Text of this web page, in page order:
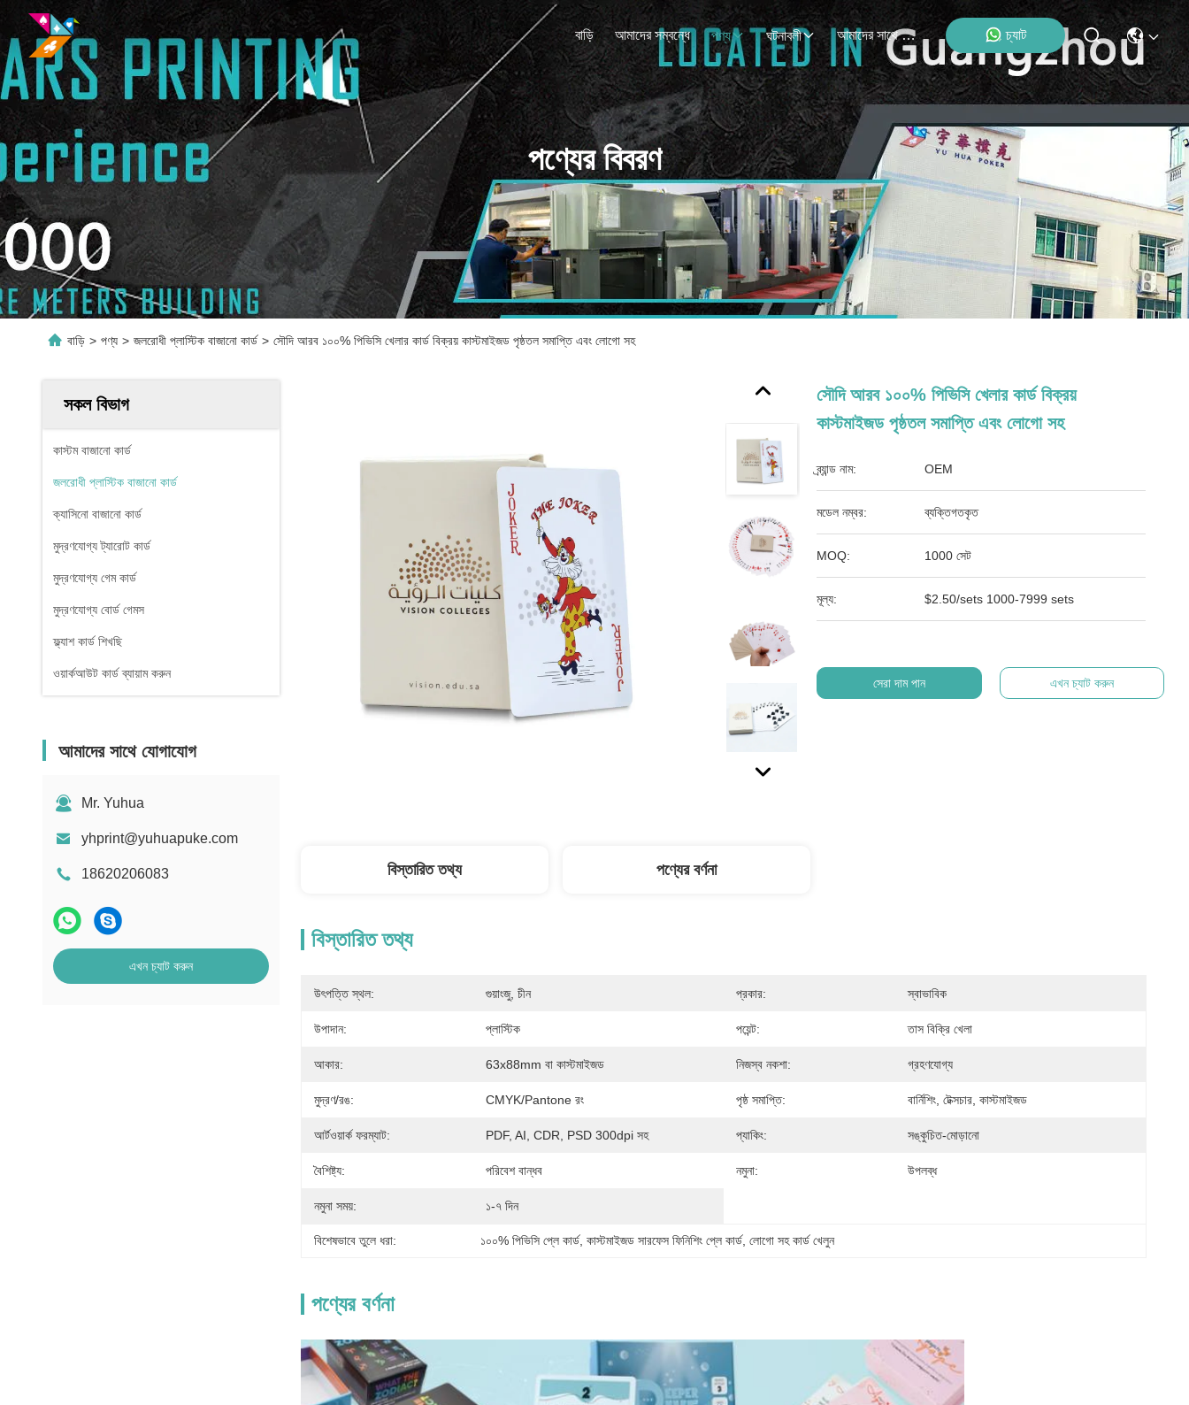
বাড়ি আমাদের সম্বন্ধে পণ্য ঘটনাবলী আমাদের সাথে যোগাযোগ চ্যাট
পণ্যের বিবরণ
বাড়ি > পণ্য > জলরোধী প্লাস্টিক বাজানো কার্ড > সৌদি আরব ১০০% পিভিসি খেলার কার্ড বিক্রয় কাস্টমাইজড পৃষ্ঠতল সমাপ্তি এবং লোগো সহ
সকল বিভাগ
কাস্টম বাজানো কার্ড
জলরোধী প্লাস্টিক বাজানো কার্ড
ক্যাসিনো বাজানো কার্ড
মুদ্রণযোগ্য ট্যারোট কার্ড
মুদ্রণযোগ্য গেম কার্ড
মুদ্রণযোগ্য বোর্ড গেমস
ফ্ল্যাশ কার্ড শিখছি
ওয়ার্কআউট কার্ড ব্যায়াম করুন
আমাদের সাথে যোগাযোগ
Mr. Yuhua
yhprint@yuhuapuke.com
18620206083
এখন চ্যাট করুন
সৌদি আরব ১০০% পিভিসি খেলার কার্ড বিক্রয়
কাস্টমাইজড পৃষ্ঠতল সমাপ্তি এবং লোগো সহ
ব্র্যান্ড নাম: OEM
মডেল নম্বর: ব্যক্তিগতকৃত
MOQ: 1000 সেট
মূল্য: $2.50/sets 1000-7999 sets
সেরা দাম পান এখন চ্যাট করুন
বিস্তারিত তথ্য পণ্যের বর্ণনা
বিস্তারিত তথ্য
উৎপত্তি স্থল: গুয়াংজু, চীন প্রকার: স্বাভাবিক
উপাদান: প্লাস্টিক পয়েন্ট: তাস বিক্রি খেলা
আকার: 63x88mm বা কাস্টমাইজড নিজস্ব নকশা: গ্রহণযোগ্য
মুদ্রণ/রঙ: CMYK/Pantone রং পৃষ্ঠ সমাপ্তি: বার্নিশিং, টেক্সচার, কাস্টমাইজড
আর্টওয়ার্ক ফরম্যাট: PDF, AI, CDR, PSD 300dpi সহ প্যাকিং: সঙ্কুচিত-মোড়ানো
বৈশিষ্ট্য: পরিবেশ বান্ধব নমুনা: উপলব্ধ
নমুনা সময়: ১-৭ দিন
বিশেষভাবে তুলে ধরা: ১০০% পিভিসি প্লে কার্ড, কাস্টমাইজড সারফেস ফিনিশিং প্লে কার্ড, লোগো সহ কার্ড খেলুন
পণ্যের বর্ণনা